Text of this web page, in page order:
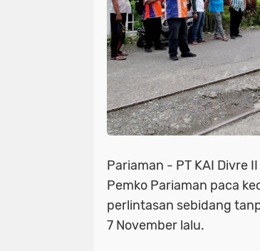
Pariaman - PT KAI Divre
Pemko Pariaman paca
perlintasan sebidang
7 November lalu.